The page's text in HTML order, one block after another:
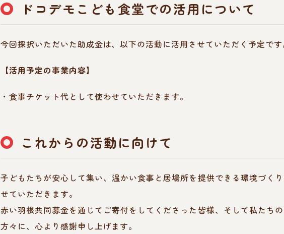
ドコデモこども食堂での活用について
今回採択いただいた助成金は、以下の活動に活用させていただく予定です
【活用予定の事業内容】
・食事チケット代として使わせていただきます。
これからの活動に向けて
子どもたちが安心して集い、温かい食事と居場所を提供できる環境づく
せていただきます。
赤い羽根共同募金を通じてご寄付をしてくださった皆様、そして私たち
方々に、心より感謝申し上げます。